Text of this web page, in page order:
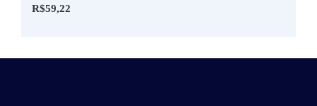
0
de
R$59,22